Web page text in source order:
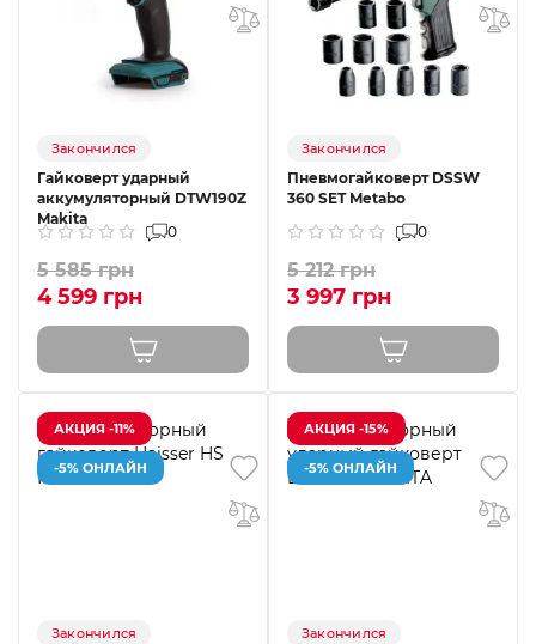
Закончился
Гайковерт ударный
аккумуляторный DTW190Z
Makita
0
5 585 грн
4 599 грн
Закончился
Пневмогайковерт DSSW
360 SET Metabo
0
5 212 грн
3 997 грн
АКЦИЯ -11%
-5% ОНЛАЙН
Закончился
АКЦИЯ -15%
-5% ОНЛАЙН
Закончился